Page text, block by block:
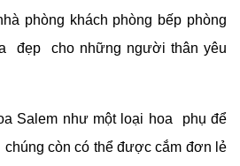
phòng khách phòng bếp phòng
đẹp cho những người thân yêu
Salem như một loại hoa phụ để
còn có thể được cắm đơn lẻ